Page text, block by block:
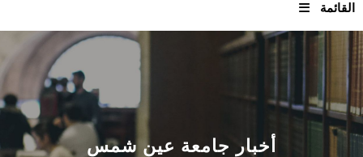
القائمة
الرئيسيـة
عن الجامعة
القطاعـات أخبار جامعة عين شمس